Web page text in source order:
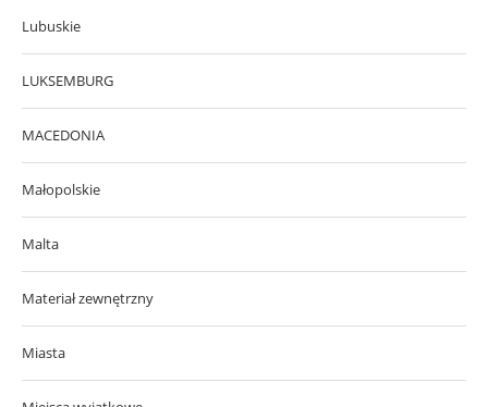
Lubuskie
LUKSEMBURG
MACEDONIA
Małopolskie
Malta
Materiał zewnętrzny
Miasta